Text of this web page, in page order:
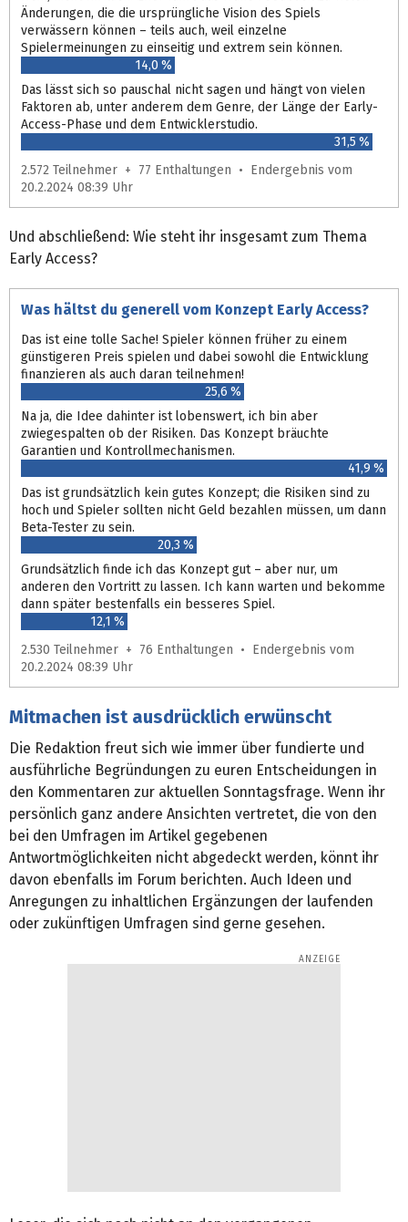
Änderungen, die die ursprüngliche Vision des Spiels
verwässern können – teils auch, weil einzelne
Spielermeinungen zu einseitig und extrem sein können.
14,0 %
Das lässt sich so pauschal nicht sagen und hängt von vielen
Faktoren ab, unter anderem dem Genre, der Länge der Early-
Access-Phase und dem Entwicklerstudio.
31,5 %
2.572 Teilnehmer + 77 Enthaltungen • Endergebnis vom
20.2.2024 08:39 Uhr
Und abschließend: Wie steht ihr insgesamt zum Thema
Early Access?
Was hältst du generell vom Konzept Early Access?
Das ist eine tolle Sache! Spieler können früher zu einem
günstigeren Preis spielen und dabei sowohl die Entwicklung
finanzieren als auch daran teilnehmen!
25,6 %
Na ja, die Idee dahinter ist lobenswert, ich bin aber
zwiegespalten ob der Risiken. Das Konzept bräuchte
Garantien und Kontrollmechanismen.
41,9 %
Das ist grundsätzlich kein gutes Konzept; die Risiken sind zu
hoch und Spieler sollten nicht Geld bezahlen müssen, um dann
Beta-Tester zu sein.
20,3 %
Grundsätzlich finde ich das Konzept gut – aber nur, um
anderen den Vortritt zu lassen. Ich kann warten und bekomme
dann später bestenfalls ein besseres Spiel.
12,1 %
2.530 Teilnehmer + 76 Enthaltungen • Endergebnis vom
20.2.2024 08:39 Uhr
Mitmachen ist ausdrücklich erwünscht
Die Redaktion freut sich wie immer über fundierte und
ausführliche Begründungen zu euren Entscheidungen in
den Kommentaren zur aktuellen Sonntagsfrage. Wenn ihr
persönlich ganz andere Ansichten vertretet, die von den
bei den Umfragen im Artikel gegebenen
Antwortmöglichkeiten nicht abgedeckt werden, könnt ihr
davon ebenfalls im Forum berichten. Auch Ideen und
Anregungen zu inhaltlichen Ergänzungen der laufenden
oder zukünftigen Umfragen sind gerne gesehen.